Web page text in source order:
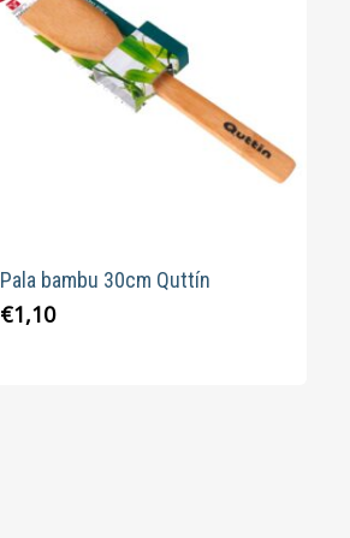
Pala bambu 30cm Quttín
€1,10